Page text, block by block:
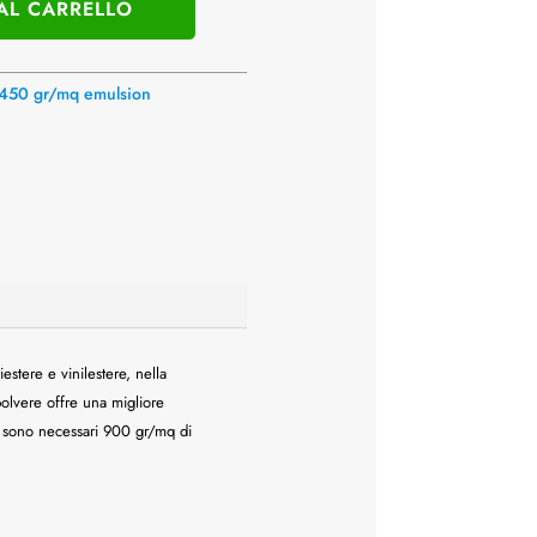
CARRELLO
gr/mq emulsion
e vinilestere, nella
offre una migliore
necessari 900 gr/mq di